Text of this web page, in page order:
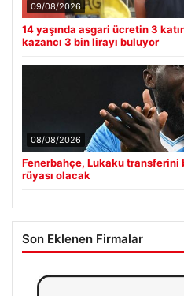
09/08/2026
14 yaşında asgari ücretin 3
kazancı 3 bin lirayı buluyor
08/08/2026
Fenerbahçe, Lukaku
rüyası olacak
Son Eklenen Firmalar